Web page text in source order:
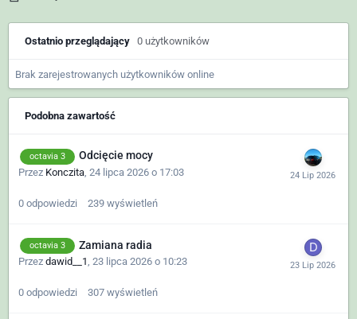
Ostatnio przeglądający 0 użytkowników
Brak zarejestrowanych użytkowników online
Podobna zawartość
octavia 3 Odcięcie mocy
Przez Konczita 24 lipca 2026 o 17:03
0 odpowiedzi 239 wyświetleń
octavia 3 Zamiana radia
Przez dawid__1, 23 lipca 2026 o 10:23
0 odpowiedzi 307 wyświetleń